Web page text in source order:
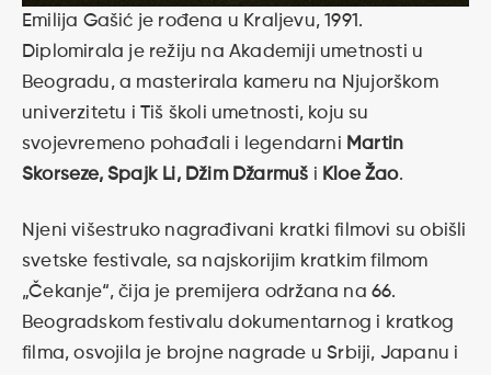
Emilija Gašić je rođena u Kraljevu, 1991.
Diplomirala je režiju na Akademiji umetnosti u
Beogradu, a masterirala kameru na Njujorškom
univerzitetu i Tiš školi umetnosti, koju su
svojevremeno pohađali i legendarni Martin
Skorseze, Spajk Li, Džim Džarmuš i Kloe Žao.
Njeni višestruko nagrađivani kratki filmovi su obišli
svetske festivale, sa najskorijim kratkim filmom
„Čekanje“, čija je premijera održana na 66.
Beogradskom festivalu dokumentarnog i kratkog
filma, osvojila je brojne nagrade u Srbiji, Japanu i